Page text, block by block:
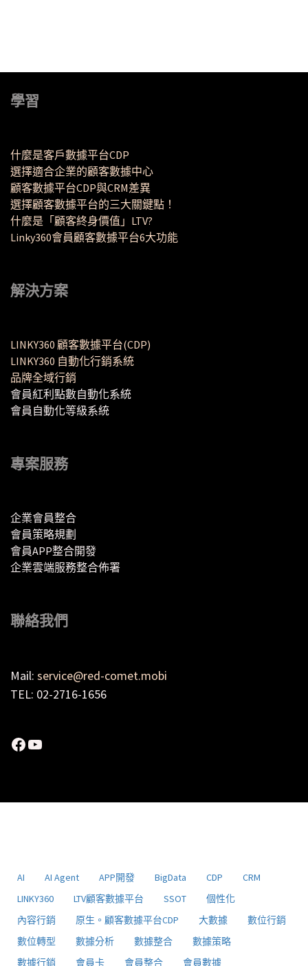
學習
什麼是客戶數據平台CDP
選擇適合企業的顧客數據中心
顧客數據平台CDP與CRM差異
選擇顧客數據平台的三大關鍵點！
什麼是「顧客終身價值」LTV?
Linky360會員顧客數據平台6大功能
解決方案
LINKY360 顧客數據平台(CDP)
LINKY360 自動化行銷系統
品牌全域行銷
會員紅利點數自動化系統
會員自動化等級系統
專案服務
企業會員整合
會員策略規劃
會員APP整合開發
企業雲端服務整合佈署
聯絡我們
Mail: service@red-comet.mobi
TEL: 02-2716-1656
Facebook
YouTube
AI AI Agent APP開發 BigData CDP
CRM
LINKY360
LTV顧客數據平台 SSOT
個性化
內容行銷
原生。顧客數據平台CDP 大數據
數位行銷
數位轉型
數據分析 數據整合
數據策略
數據行銷
會員卡 會員整合 會員數據